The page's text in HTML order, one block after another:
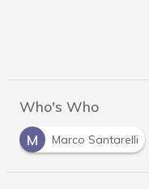
Who's Who
M
Marco Santarelli